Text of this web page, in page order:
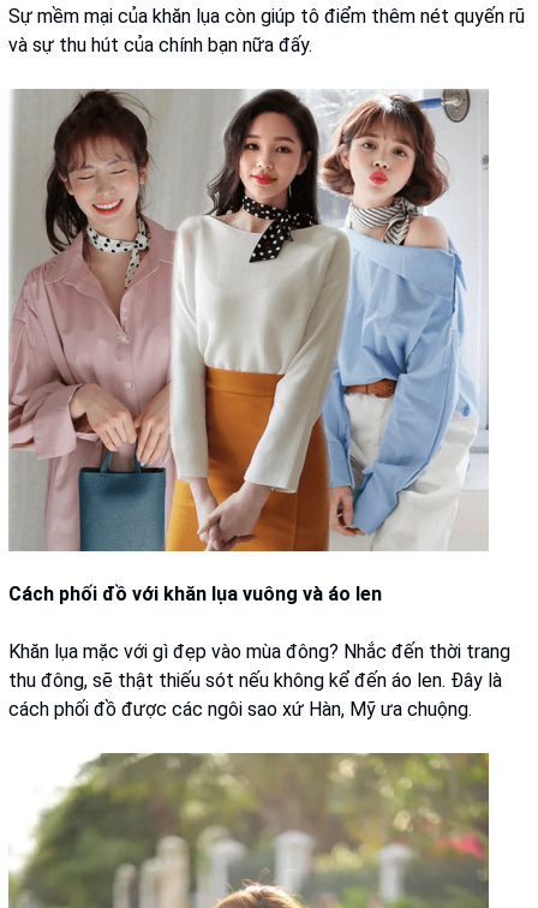
Sự mềm mại của khăn lụa còn giúp tô điểm thêm nét quyến rũ
và sự thu hút của chính bạn nữa đấy.
Cách phối đồ với khăn lụa vuông và áo len
Khăn lụa mặc với gì đẹp vào mùa đông? Nhắc đến thời trang
thu đông, sẽ thật thiếu sót nếu không kể đến áo len. Đây là
cách phối đồ được các ngôi sao xứ Hàn, Mỹ ưa chuộng.